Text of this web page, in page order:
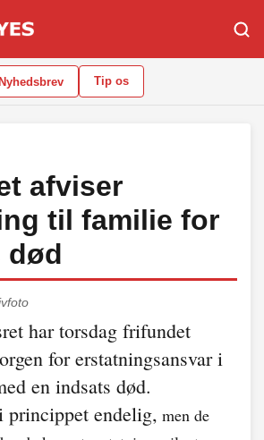
Tip os
afviser
til familie for
død
har torsdag frifundet
for erstatningsansvar i
en indsats død.
princippet endelig, men de